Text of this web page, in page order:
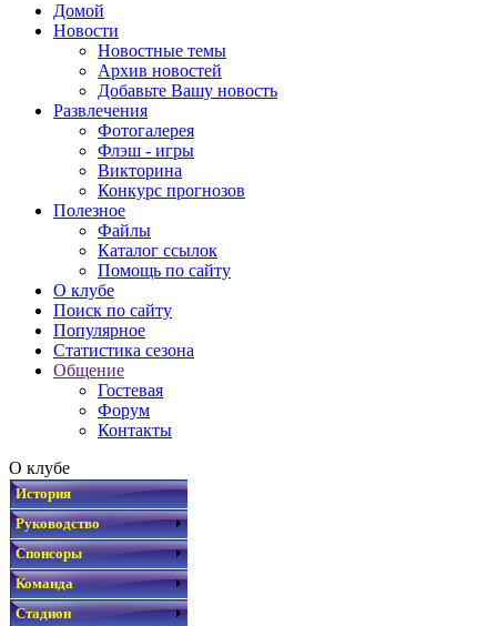
Домой
Новости
Новостные темы
Архив новостей
Добавьте Вашу новость
Развлечения
Фотогалерея
Флэш - игры
Викторина
Конкурс прогнозов
Полезное
Файлы
Каталог ссылок
Помощь по сайту
О клубе
Поиск по сайту
Популярное
Статистика сезона
Общение
Гостевая
Форум
Контакты
О клубе
История
Руководство
Спонсоры
Команда
Стадион